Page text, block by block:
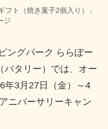
フト（焼き菓子2個入り）」
ジ
ングパーク ららぽー
バタリー）では、オー
年3月27日（金）～4
ニバーサリーキャン